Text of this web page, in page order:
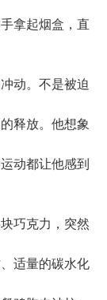
拿起烟盒，直
动。不是被迫
释放。他想象
动都让他感到
巧克力，突然
适量的碳水化